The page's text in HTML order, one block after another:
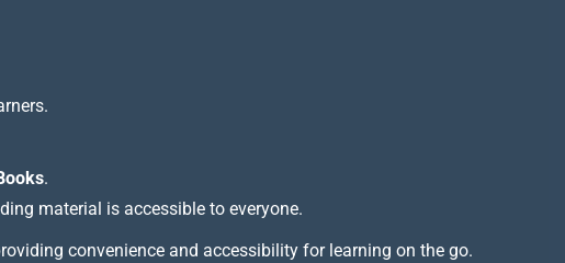
.
material is accessible to everyone.
convenience and accessibility for learning on the go.